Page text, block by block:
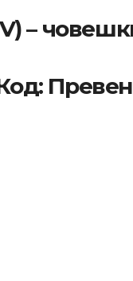
–